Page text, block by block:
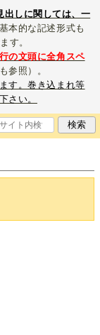
出しに関しては、一
基本的な記述形式も
す。
の文頭に全角スペ
も参照）。
す。巻き込まれ等
さい。